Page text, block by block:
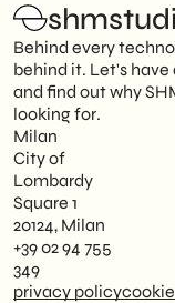
Behind every
behind it. Let's
and find out why
looking for.
Milan
City of
Lombardy
Square 1
20124, Milan
+39 02 94 755
349
privacy policy